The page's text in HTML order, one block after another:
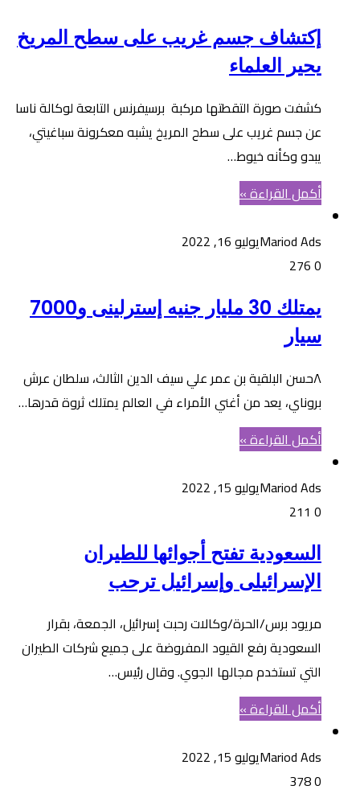
إكتشاف جسم غريب على سطح المريخ
يحير العلماء
كشفت صورة التقطتها مركبة برسيفرنس التابعة لوكالة ناسا
عن جسم غريب على سطح المريخ يشبه معكرونة سباغيتي،
يبدو وكأنه خيوط…
أكمل القراءة »
Mariod Adsيوليو 16, 2022
0
يمتلك 30 مليار جنيه إسترلينى و7000
سيار
٨حسن البلقية بن عمر علي سيف الدين الثالث، سلطان عرش
بروناي، يعد من أغني الأمراء في العالم يمتلك ثروة قدرها…
أكمل القراءة »
Mariod Adsيوليو 15, 2022
0
السعودية تفتح أجوائها للطيران
الإسرائيلى وإسرائيل ترحب
مريود برس/الحرة/وكالات رحبت إسرائيل، الجمعة، بقرار
السعودية رفع القيود المفروضة على جميع شركات الطيران
التي تستخدم مجالها الجوي. وقال رئيس…
أكمل القراءة »
Mariod Adsيوليو 15, 2022
0